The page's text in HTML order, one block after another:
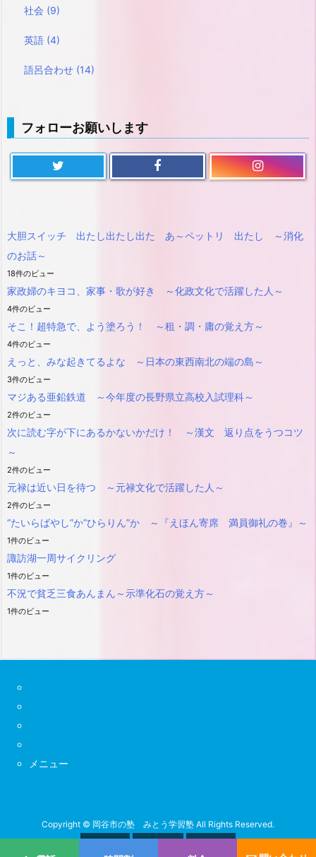
社会 (9)
英語 (4)
語呂合わせ (14)
フォローお願いします
大胆スイッチ 出たし出たし出た あ～ペットリ 出たし ～消化
のお話～
18件のビュー
家政婦のキヨコ、家事・歌が好き ～化政文化で活躍した人～
4件のビュー
そこ！超特急で、よう塗ろう！ ～租・調・庸の覚え方～
4件のビュー
えっと、みな起きてるよな ～日本の東西南北の端の島～
3件のビュー
マジある亜鉛鉄道 ～今年度の長野県立高校入試理科～
2件のビュー
次に読む字が下にあるかないかだけ！ ～漢文 返り点をうつコツ
～
2件のビュー
元禄は近い日を待つ ～元禄文化で活躍した人～
2件のビュー
“たいらばやし”か”ひらりん”か ～『えほん寄席 満員御礼の巻』～
1件のビュー
諏訪湖一周サイクリング
1件のビュー
不況で貧乏三食あんまん～示準化石の覚え方～
1件のビュー
メニュー
Copyright © 岡谷市の塾 みとう学習塾 All Rights Reserved.